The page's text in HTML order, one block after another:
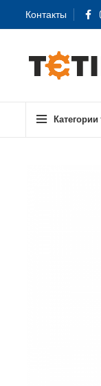
Контакты